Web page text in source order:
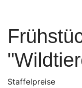
Staffelpreise